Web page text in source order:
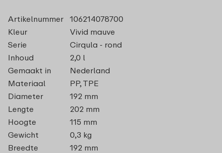
Artikelnummer
106214078700
Kleur
Vivid mauve
Serie
Cirqula - rond
Inhoud
2,0 l
Gemaakt in
Nederland
Materiaal
PP, TPE
Diameter
192 mm
Lengte
202 mm
Hoogte
115 mm
Gewicht
0,3 kg
Breedte
192 mm